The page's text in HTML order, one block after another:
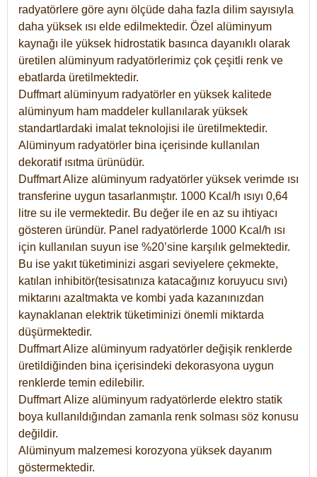
radyatörlere göre aynı ölçüde daha fazla dilim sayısıyla
daha yüksek ısı elde edilmektedir. Özel alüminyum
kaynağı ile yüksek hidrostatik basınca dayanıklı olarak
üretilen alüminyum radyatörlerimiz çok çeşitli renk ve
ebatlarda üretilmektedir.
Duffmart alüminyum radyatörler en yüksek kalitede
alüminyum ham maddeler kullanılarak yüksek
standartlardaki imalat teknolojisi ile üretilmektedir.
Alüminyum radyatörler bina içerisinde kullanılan
dekoratif ısıtma ürünüdür.
Duffmart Alize alüminyum radyatörler yüksek verimde ısı
transferine uygun tasarlanmıştır. 1000 Kcal/h ısıyı 0,64
litre su ile vermektedir. Bu değer ile en az su ihtiyacı
gösteren üründür. Panel radyatörlerde 1000 Kcal/h ısı
için kullanılan suyun ise %20’sine karşılık gelmektedir.
Bu ise yakıt tüketiminizi asgari seviyelere çekmekte,
katılan inhibitör(tesisatınıza katacağınız koruyucu sıvı)
miktarını azaltmakta ve kombi yada kazanınızdan
kaynaklanan elektrik tüketiminizi önemli miktarda
düşürmektedir.
Duffmart Alize alüminyum radyatörler değişik renklerde
üretildiğinden bina içerisindeki dekorasyona uygun
renklerde temin edilebilir.
DuffmartAlize alüminyum radyatörlerde elektro statik
boya kullanıldığından zamanla renk solması söz konusu
değildir.
Alüminyum malzemesi korozyona yüksek dayanım
göstermektedir.